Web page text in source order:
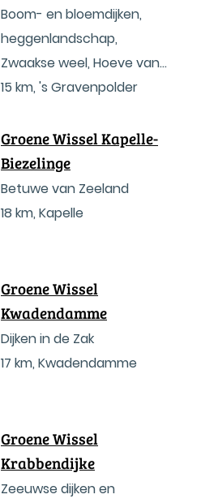
Boom- en bloemdijken,
heggenlandschap,
Zwaakse weel, Hoeve van
der Meulen
15 km, 's Gravenpolder
Groene Wissel Kapelle-
Biezelinge
Betuwe van Zeeland
18 km, Kapelle
Groene Wissel
Kwadendamme
Dijken in de Zak
17 km, Kwadendamme
Groene Wissel
Krabbendijke
Zeeuwse dijken en